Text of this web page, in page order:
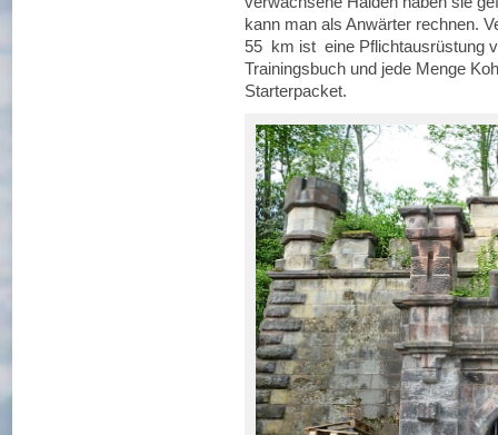
kann man als Anwärter rechnen.
55 km ist eine Pflichtausrüstung
Trainingsbuch und jede Menge
Starterpacket.